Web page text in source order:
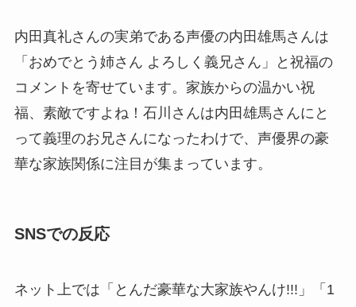
内田真礼さんの実弟である声優の内田雄馬さんは
「おめでとう姉さん よろしく義兄さん」と祝福の
コメントを寄せています。家族からの温かい祝
福、素敵ですよね！石川さんは内田雄馬さんにと
って義理のお兄さんになったわけで、声優界の豪
華な家族関係に注目が集まっています。
SNSでの反応
ネット上では「とんだ豪華な大家族やんけ!!!」「1